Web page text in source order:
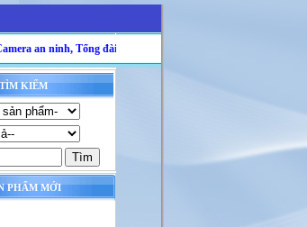
an ninh, Tổng đài nội bộ, Thiết bị PCCC, Chống sét công
KIẾM
PHẨM MỚI